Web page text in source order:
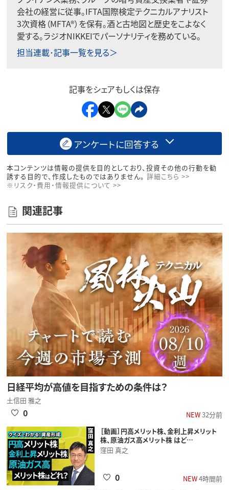
会社の経営に従事。IFTA国際検定テクニカルアナリスト
3次資格（MFTA®）を保有。酒と古地図と歴史をこよなく
愛する。ラジオNIKKEIでパーソナリティを務めている。
担当連載･記事一覧を見る＞
記事をシェアもしくは保存
アンケートに回答する
本コンテンツは情報の提供を目的としており、投資その他の行動を勧
誘する目的で、作成したものではありません。 詳細こちら >>
※リスク・費用・情報提供について >>
関連記事
日経平均が高値を目指すための条件は？
土信田 雅之
NEW32分前
0
［動画］円高メリット株、金利上昇メリット
株、原油ガス高メリット株 はど…
窪田 真之
NEW4時間前
0